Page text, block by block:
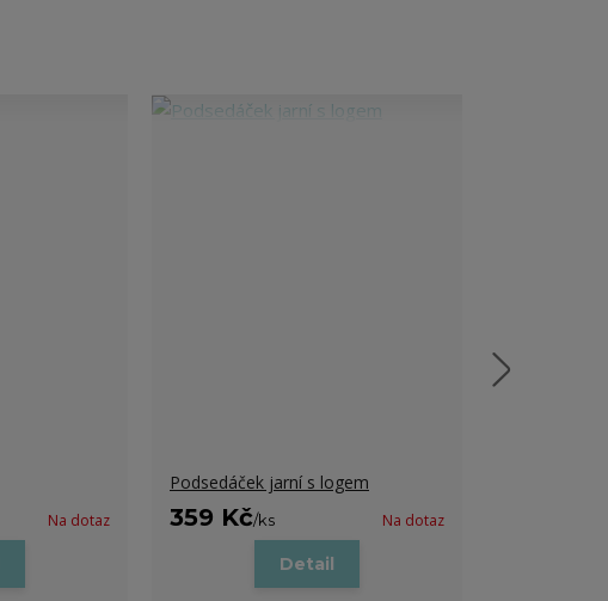
Na dotaz
Podsedáček jarní s logem
359 Kč/ks Na dotaz
Detail